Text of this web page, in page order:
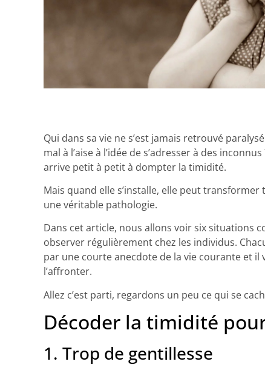
Qui dans sa vie ne s’est jamais retrouvé
mal à l’aise à l’idée de s’adresser à des
arrive petit à petit à dompter la timidité.
Mais quand elle s’installe, elle peut
une véritable pathologie.
Dans cet article, nous allons voir six situations
observer régulièrement chez les individus.
par une courte anecdote de la vie courante et
l’affronter.
Allez c’est parti, regardons un peu ce qui se
Décoder la timidité
1. Trop de gentillesse